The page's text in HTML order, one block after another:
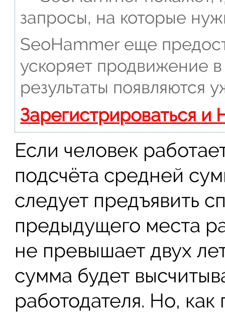
запросы, на которые
SeoHammer еще
ускоряет продвижение
результаты появляются
Зарегистрироваться и
Если человек
подсчёта средней
следует предъявить
предыдущего места
не превышает двух
сумма будет
работодателя. Но,